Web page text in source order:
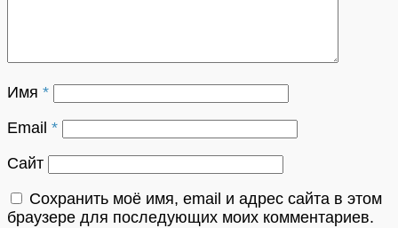
Имя *
Email *
Сайт
Сохранить моё имя, email и адрес сайта в этом
браузере для последующих моих комментариев.